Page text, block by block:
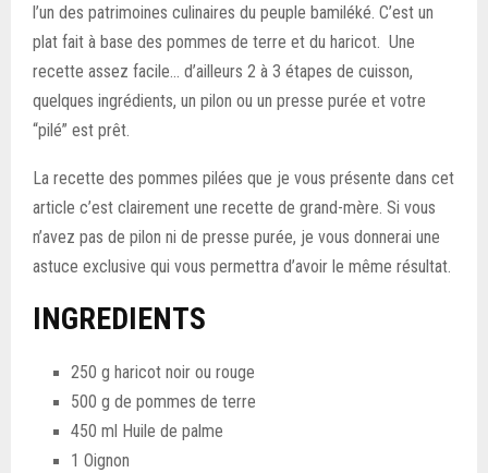
l’un des patrimoines culinaires du peuple bamiléké. C’est un
plat fait à base des pommes de terre et du haricot. Une
recette assez facile… d’ailleurs 2 à 3 étapes de cuisson,
quelques ingrédients, un pilon ou un presse purée et votre
“pilé” est prêt.
La recette des pommes pilées que je vous présente dans cet
article c’est clairement une recette de grand-mère. Si vous
n’avez pas de pilon ni de presse purée, je vous donnerai une
astuce exclusive qui vous permettra d’avoir le même résultat.
INGREDIENTS
250 g haricot noir ou rouge
500 g de pommes de terre
450 ml Huile de palme
1 Oignon